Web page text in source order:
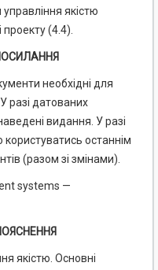
якістю
проекту (4.4).
необхідні для
разі датованих
видання. У разі
останнім
(разом зі змінами).
systems —
якістю. Основні